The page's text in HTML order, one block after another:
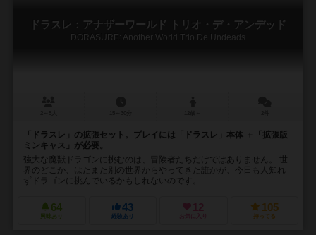
ドラスレ：アナザーワールド トリオ・デ・アンデッド
DORASURE: Another World Trio De Undeads
「ドラスレ」の拡張セット。プレイには「ドラスレ」本体 ＋「拡張版
ミンキャス」が必要。
強大な魔獣ドラゴンに挑むのは、冒険者たちだけではありません。 世
界のどこか、はたまた別の世界からやってきた誰かが、今日も人知れ
ずドラゴンに挑んでいるかもしれないのです。 ...
64
興味あり
43
経験あり
12
お気に入り
105
持ってる